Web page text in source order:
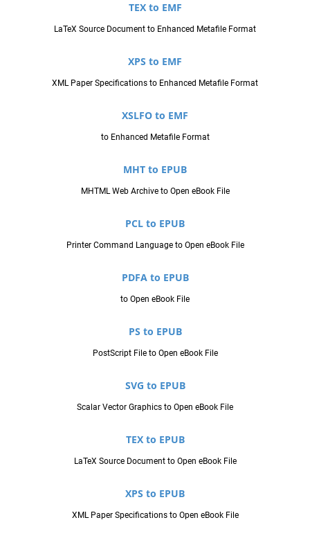
TEX to EMF
LaTeX Source Document to Enhanced Metafile Format
XPS to EMF
XML Paper Specifications to Enhanced Metafile Format
XSLFO to EMF
to Enhanced Metafile Format
MHT to EPUB
MHTML Web Archive to Open eBook File
PCL to EPUB
Printer Command Language to Open eBook File
PDFA to EPUB
to Open eBook File
PS to EPUB
PostScript File to Open eBook File
SVG to EPUB
Scalar Vector Graphics to Open eBook File
TEX to EPUB
LaTeX Source Document to Open eBook File
XPS to EPUB
XML Paper Specifications to Open eBook File